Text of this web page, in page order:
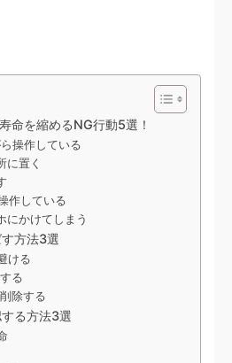
命を縮めるNG行動5選！
操作している
置く
作している
かけてしまう
方法3選
ける
る
除する
る方法3選